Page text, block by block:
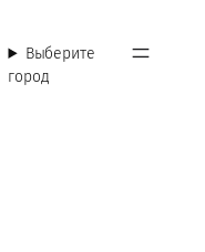
Выберите
город